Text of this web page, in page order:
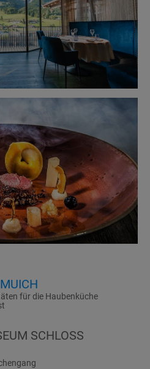
für die Haubenküche
SCHLOSS